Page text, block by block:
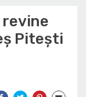
revine
Pitești